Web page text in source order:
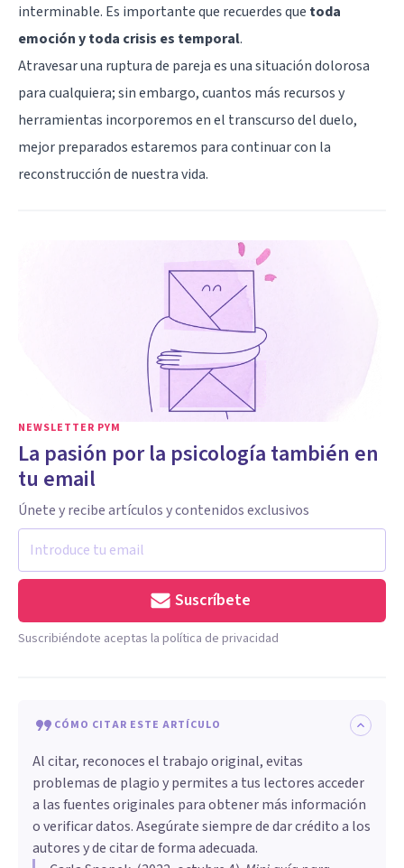
interminable. Es importante que recuerdes que toda
emoción y toda crisis es temporal.
Atravesar una ruptura de pareja es una situación dolorosa
para cualquiera; sin embargo, cuantos más recursos y
herramientas incorporemos en el transcurso del duelo,
mejor preparados estaremos para continuar con la
reconstrucción de nuestra vida.
NEWSLETTER PYM
La pasión por la psicología también en
tu email
Únete y recibe artículos y contenidos exclusivos
Suscríbete
Suscribiéndote aceptas la política de privacidad
CÓMO CITAR ESTE ARTÍCULO
Al citar, reconoces el trabajo original, evitas
problemas de plagio y permites a tus lectores acceder
a las fuentes originales para obtener más información
o verificar datos. Asegúrate siempre de dar crédito a los
autores y de citar de forma adecuada.